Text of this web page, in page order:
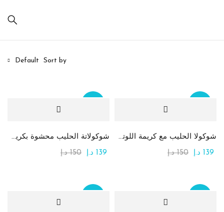
Sort by
Default
شوكولا الحليب مع كريمة اللوتس والكنافة
150 د.إ 139 د.إ
شوكولاتة الحليب محشوة بكريمة التيراميسو
150 د.إ 139 د.إ